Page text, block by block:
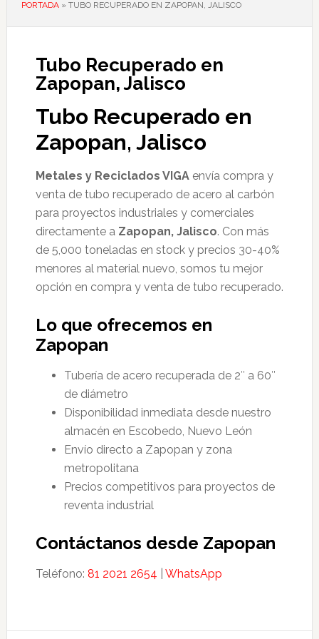
PORTADA» TUBO RECUPERADO EN ZAPOPAN, JALISCO
Tubo Recuperado en
Zapopan, Jalisco
Tubo Recuperado en
Zapopan, Jalisco
Metales y Reciclados VIGAenvía compra y
venta de tubo recuperado de acero al carbón
para proyectos industriales y comerciales
directamente a Zapopan, Jalisco. Con más
de 5,000 toneladas en stock y precios 30-40%
menores al material nuevo, somos tu mejor
opción en compra y venta de tubo recuperado.
Lo que ofrecemos en
Zapopan
Tubería de acero recuperada de 2″ a 60″
de diámetro
Disponibilidad inmediata desde nuestro
almacén en Escobedo, Nuevo León
Envío directo a Zapopan y zona
metropolitana
Precios competitivos para proyectos de
reventa industrial
Contáctanos desde Zapopan
Teléfono: 81 2021 2654 WhatsApp